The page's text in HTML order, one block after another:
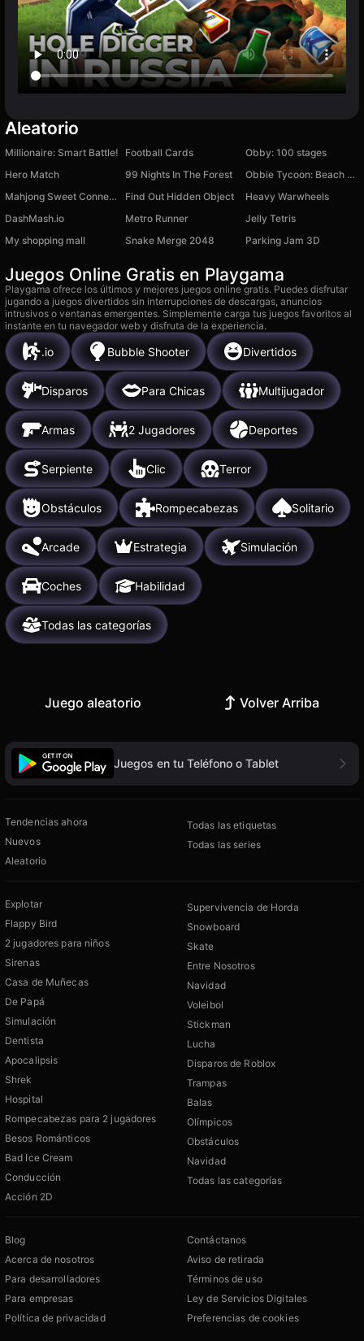
Aleatorio
Millionaire: Smart Battle! Football Cards
Obby: 100 stages
Hero Match
99 Nights In The Forest
Obbie Tycoon: Beach Tycoon
Mahjong Sweet Connection
Find Out Hidden Object
Heavy Warwheels
DashMash.io
Metro Runner
Jelly Tetris
My shopping mall
Snake Merge 2048 Parking Jam 3D
Juegos Online Gratis en Playgama
Playgama ofrece los últimos y mejores juegos online gratis. Puedes disfrutar
jugando a juegos divertidos sin interrupciones de descargas, anuncios
intrusivos o ventanas emergentes. Simplemente carga tus juegos favoritos al
instante en tu navegador web y disfruta de la experiencia.
.io Bubble Shooter Divertidos
Disparos Para Chicas Multijugador
Armas 2 Jugadores Deportes
Serpiente Clic Terror
Obstáculos Rompecabezas Solitario
Arcade Estrategia Simulación
Coches Habilidad
Todas las categorías
Juego aleatorio Volver Arriba
Juegos en tu Teléfono o Tablet
Tendencias ahora
Nuevos
Aleatorio
Todas las etiquetas
Todas las series
Explotar
Flappy Bird
2 jugadores para niños
Sirenas
Casa de Muñecas
De Papá
Simulación
Dentista
Apocalipsis
Shrek
Hospital
Rompecabezas para 2 jugadores
Besos Románticos
Bad Ice Cream
Conducción
Acción 2D
Supervivencia de Horda
Snowboard
Skate
Entre Nosotros
Navidad
Voleibol
Stickman
Lucha
Disparos de Roblox
Trampas
Balas
Olímpicos
Obstáculos
Navidad
Todas las categorías
Blog
Acerca de nosotros
Para desarrolladores
Para empresas
Política de privacidad
Contáctanos
Aviso de retirada
Términos de uso
Ley de Servicios Digitales
Preferencias de cookies